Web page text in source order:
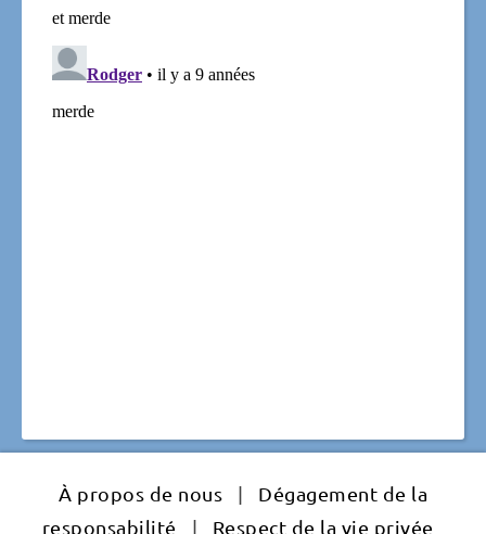
À propos de nous |
Dégagement de la
responsabilité
| Respect de la vie privée